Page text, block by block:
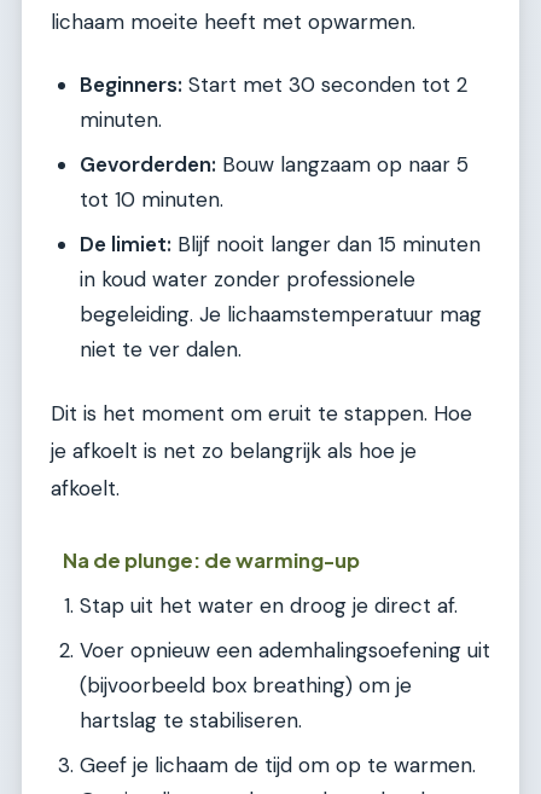
lichaam moeite heeft met opwarmen.
Beginners: Start met 30 seconden tot 2
minuten.
Gevorderden: Bouw langzaam op naar 5
tot 10 minuten.
De limiet: Blijf nooit langer dan 15 minuten
in koud water zonder professionele
begeleiding. Je lichaamstemperatuur mag
niet te ver dalen.
Dit is het moment om eruit te stappen. Hoe
je afkoelt is net zo belangrijk als hoe je
afkoelt.
Na de plunge: de warming-up
Stap uit het water en droog je direct af.
Voer opnieuw een ademhalingsoefening uit
(bijvoorbeeld box breathing) om je
hartslag te stabiliseren.
Geef je lichaam de tijd om op te warmen.